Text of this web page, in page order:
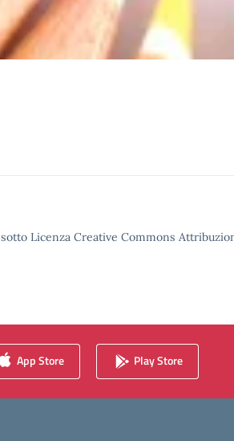
Licenza Creative Commons
App Store Play Store